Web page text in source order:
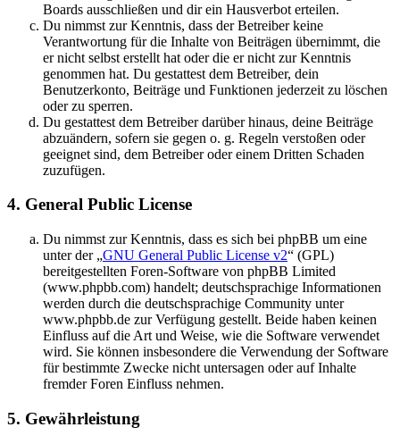
Boards ausschließen und dir ein Hausverbot erteilen.
Du nimmst zur Kenntnis, dass der Betreiber keine
Verantwortung für die Inhalte von Beiträgen übernimmt, die
er nicht selbst erstellt hat oder die er nicht zur Kenntnis
genommen hat. Du gestattest dem Betreiber, dein
Benutzerkonto, Beiträge und Funktionen jederzeit zu löschen
oder zu sperren.
Du gestattest dem Betreiber darüber hinaus, deine Beiträge
abzuändern, sofern sie gegen o. g. Regeln verstoßen oder
geeignet sind, dem Betreiber oder einem Dritten Schaden
zuzufügen.
4. General Public License
Du nimmst zur Kenntnis, dass es sich bei phpBB um eine
unter der „GNU General Public License v2“ (GPL)
bereitgestellten Foren-Software von phpBB Limited
(www.phpbb.com) handelt; deutschsprachige Informationen
werden durch die deutschsprachige Community unter
www.phpbb.de zur Verfügung gestellt. Beide haben keinen
Einfluss auf die Art und Weise, wie die Software verwendet
wird. Sie können insbesondere die Verwendung der Software
für bestimmte Zwecke nicht untersagen oder auf Inhalte
fremder Foren Einfluss nehmen.
5. Gewährleistung